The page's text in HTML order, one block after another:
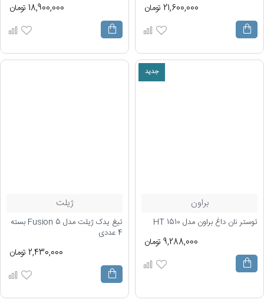
21,600,000 تومان 18,900,000 تومان
جدید
براون
توستر نان داغ براون مدل HT 1510
9,288,000 تومان
ژیلت
تیغ یدک ژیلت مدل 5 Fusion بسته
4 عددی
2,430,000 تومان